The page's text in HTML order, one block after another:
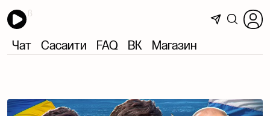
Чат Сасаити FAQ ВК Магазин